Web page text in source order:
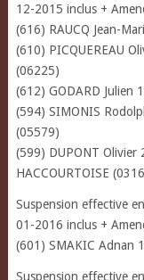
12-2015 inclus +
(616) RAUCQ Jean-
(610) PICQUEREAU
(06225)
(612) GODARD Julien
(594) SIMONIS
(05579)
(599) DUPONT Olivier
HACCOURTOISE
Suspension effective
01-2016 inclus +
(601) SMAKIC Adnan
Suspension effective